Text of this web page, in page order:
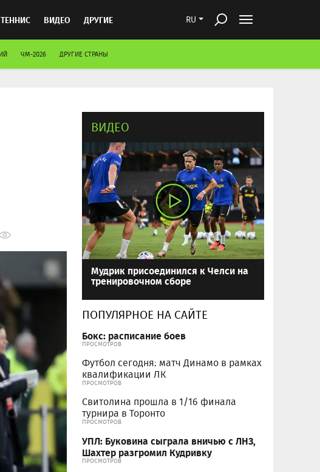
RU
ТЕННИС ВИДЕО ДРУГИЕ
ЧМ-2026 ДРУГИЕ СТРАНЫ
ВИДЕО
Мудрик присоединился к Челси на
тренировочном сборе
ПОПУЛЯРНОЕ НА САЙТЕ
Бокс: расписание боев
ПРОСМОТРОВ
Футбол сегодня: матч Динамо в рамках
квалификации ЛК
ПРОСМОТРОВ
Свитолина прошла в 1/16 финала
турнира в Торонто
ПРОСМОТРОВ
УПЛ: Буковина сыграла вничью с ЛНЗ,
Шахтер разгромил Кудривку
ПРОСМОТРОВ